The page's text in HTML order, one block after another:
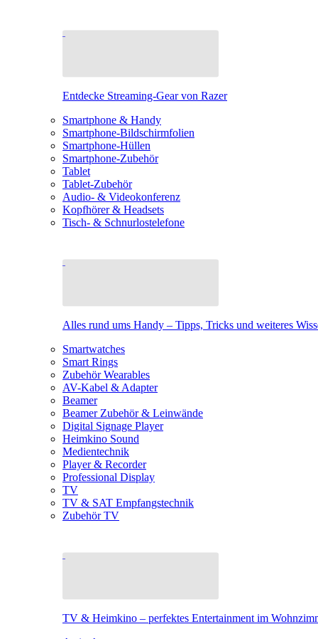
Entdecke Streaming-Gear von Razer
Smartphone & Handy
Smartphone-Bildschirmfolien
Smartphone-Hüllen
Smartphone-Zubehör
Tablet
Tablet-Zubehör
Audio- & Videokonferenz
Kopfhörer & Headsets
Tisch- & Schnurlostelefone
Alles rund ums Handy – Tipps, Tricks und weiteres
Smartwatches
Smart Rings
Zubehör Wearables
AV-Kabel & Adapter
Beamer
Beamer Zubehör & Leinwände
Digital Signage Player
Heimkino Sound
Medientechnik
Player & Recorder
Professional Display
TV
TV & SAT Empfangstechnik
Zubehör TV
TV & Heimkino – perfektes Entertainment im